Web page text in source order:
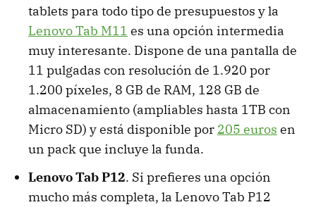
tablets para todo tipo de presupuestos y la
Lenovo Tab M11 es una opción intermedia
muy interesante. Dispone de una pantalla de
11 pulgadas con resolución de 1.920 por
1.200 píxeles, 8 GB de RAM, 128 GB de
almacenamiento (ampliables hasta 1TB con
Micro SD) y está disponible por 205 euros en
un pack que incluye la funda.
Lenovo Tab P12. Si prefieres una opción
mucho más completa, la Lenovo Tab P12